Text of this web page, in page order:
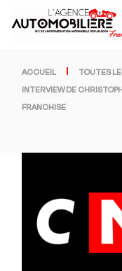
ACCUEIL TOUTES
INTERVIEW DE
FRANCHISE